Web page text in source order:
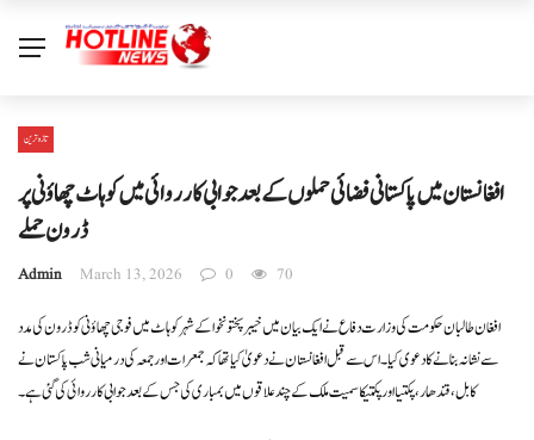
تازہ ترین
افغانستان میں پاکستانی فضائی حملوں کے بعد جوابی کارروائی میں کوہاٹ چھاؤنی پر
ڈرون حملے
Admin March 13, 2026 0 70
افغان طالبان حکومت کی وزارت دفاع نے ایک بیان میں خیبرپختونخوا کے شہر کوہاٹ میں فوجی چھاؤنی کو ڈرون کی مدد
سے نشانہ بنانے کا دعوی کیا۔ اس سے قبل افغانستان نے دعویٰ کیا تھا کہ جمعرات اور جمعہ کی درمیانی شب پاکستان نے
کابل، قندھار، پکتیا اور پکتیکا سمیت ملک کے چند علاقوں میں بمباری کی جس کے بعد جوابی کارروائی کی گئی ہے۔